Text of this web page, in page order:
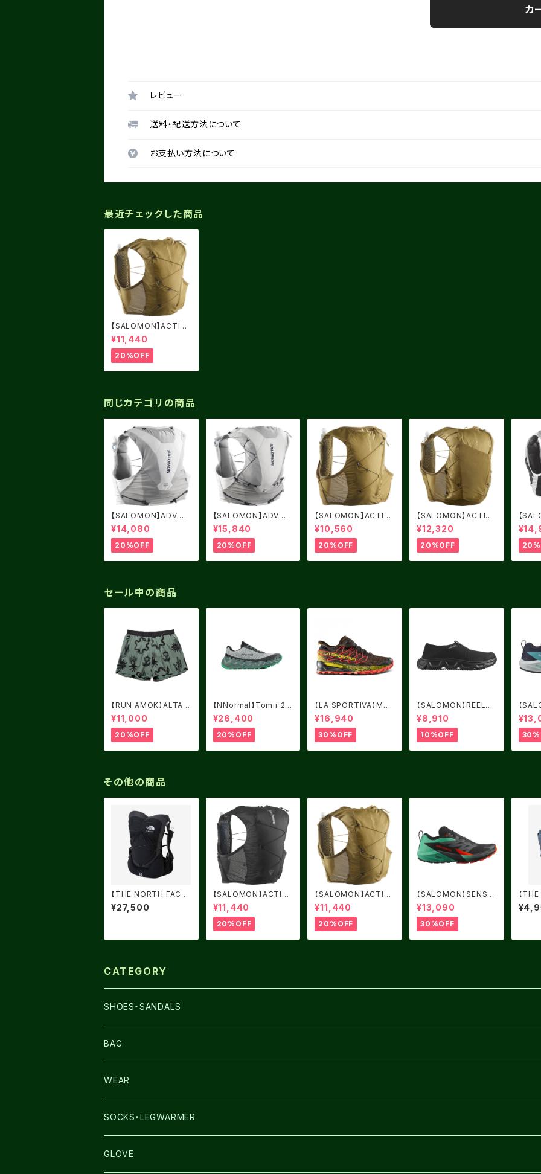
カ
レビュー
送料・配送方法について
お支払い方法について
最近チェックした商品
【SALOMON】ACTIVE
SKIN 8 BRILLIANT O
LIVE / Willow
¥11,440
20%OFF
同じカテゴリの商品
【SALOMON】ADV SK
IN 5 ALLOY / Gray Vi
olet
¥14,080
20%OFF
【SALOMON】ADV SK
IN 12 ALLOY / Gray
Violet
¥15,840
20%OFF
【SALOMON】ACTIVE
SKIN 4 BRILLIANT O
LIVE / Willow
¥10,560
20%OFF
【SALOMON】ACTIVE
SKIN 12 BRILLIANT
OLIVE / Willow
¥12,320
20%OFF
【
IN
セール中の商品
【RUN AMOK】ALTA
5" FOREST
¥11,000
20%OFF
【NNormal】Tomir 2.0
Green USM8.0/UK7.
5
¥26,400
20%OFF
【LA SPORTIVA】MUT
AN BLACK/YELLOW
サイズ：41
¥16,940
30%OFF
【SALOMON】REELAX
MOC 6.0 Black / Bla
ck / Alloy
¥8,910
10%OFF
【
RIDE
mere
/
その他の商品
【THE NORTH FACE】
TR ROCKET ブラック
¥27,500
【SALOMON】ACTIVE
SKIN 8 Black/Metal
¥11,440
20%OFF
【SALOMON】ACTIVE
SKIN 8 BRILLIANT O
LIVE / Willow
¥11,440
20%OFF
【SALOMON】SENSE
RIDE 5 Black / Bay /
Cherry Tomato
¥13,090
30%OFF
【
ハイ
スグ
CATEGORY
SHOES・SANDALS
NNORMAL
TERREX
THE NORTH FACE
SALOMON
BAG
THE NORTH FACE
SALOMON
ULTIMATE DIRECTION
WEAR
SALOMON
LA SPORTIVA
SOCKS・LEGWARMER
DRYMAX
GLOVE